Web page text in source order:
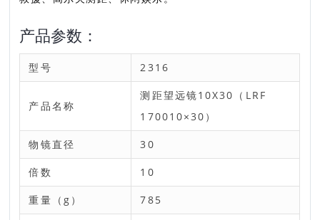
产品参数：
型号 2316
产品名称
测距望远镜10X30（LRF
170010×30）
物镜直径 30
倍数 10
重量（g） 785